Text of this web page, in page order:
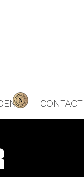
CONTACT